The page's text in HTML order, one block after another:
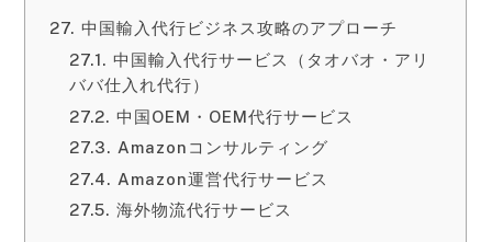
中国輸入代行ビジネス攻略のアプローチ
中国輸入代行サービス（タオバオ・アリ
ババ仕入れ代行）
中国OEM・OEM代行サービス
Amazonコンサルティング
Amazon運営代行サービス
海外物流代行サービス